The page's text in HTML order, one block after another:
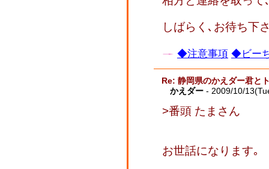
しばらく､お待ち下
◆注意事項 ◆ビー
Re: 静岡県のかえダー君と
かえダー - 2009/10/
>番頭 たまさん
お世話になります｡